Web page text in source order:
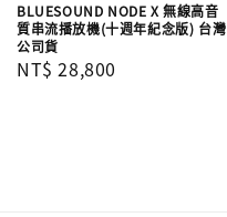
BLUESOUND NODE X 無線高音
質串流播放機(十週年紀念版) 台灣
公司貨
Regular
NT$ 28,800